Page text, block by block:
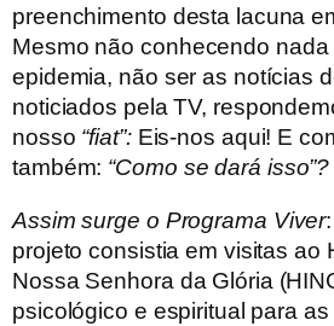
preenchimento desta lacuna
Mesmo não conhecendo
epidemia, não ser as notícias
noticiados pela TV,
nosso “fiat”: Eis-nos aqui! E
também: “Como se dará isso”?
Assim surge o Programa Viver
projeto consistia em visitas ao
Nossa Senhora da Glória
psicológico e espiritual para